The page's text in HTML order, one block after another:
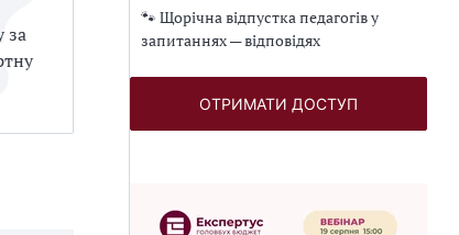
за
🐾 Щорічна відпустка педагогів у
запитаннях — відповідях
ОТРИМАТИ ДОСТУП